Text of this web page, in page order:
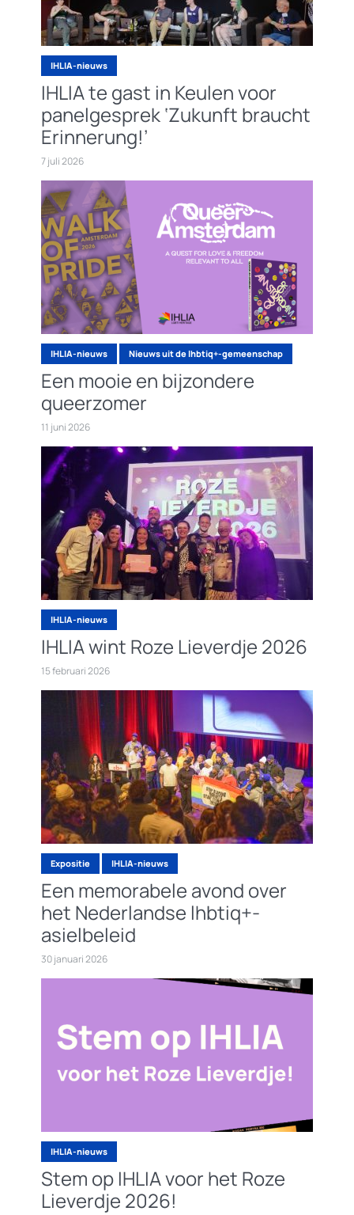
IHLIA-nieuws
IHLIA te gast in Keulen voor
panelgesprek ‘Zukunft braucht
Erinnerung!’
7 juli 2026
IHLIA-nieuws Nieuws uit de lhbtiq+-gemeenschap
Een mooie en bijzondere
queerzomer
11 juni 2026
IHLIA-nieuws
IHLIA wint Roze Lieverdje 2026
15 februari 2026
Expositie IHLIA-nieuws
Een memorabele avond over
het Nederlandse lhbtiq+-
asielbeleid
30 januari 2026
IHLIA-nieuws
Stem op IHLIA voor het Roze
Lieverdje 2026!